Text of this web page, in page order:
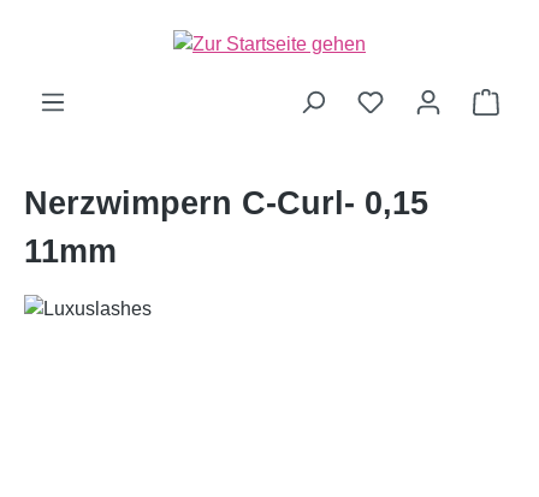
Nerzwimpern C-Curl- 0,15
11mm